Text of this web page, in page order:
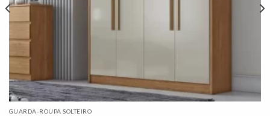
GUARDA-ROUPA SOLTEIRO